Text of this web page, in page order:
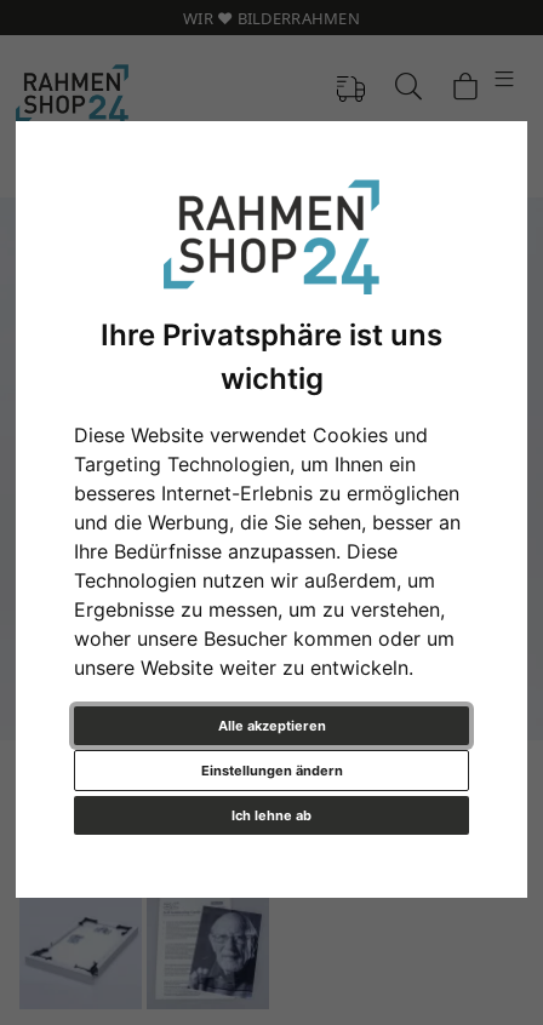
Ihre Privatsphäre ist uns
wichtig
Diese Website verwendet Cookies und
Targeting Technologien, um Ihnen ein
besseres Internet-Erlebnis zu ermöglichen
und die Werbung, die Sie sehen, besser an
Ihre Bedürfnisse anzupassen. Diese
Technologien nutzen wir außerdem, um
Ergebnisse zu messen, um zu verstehen,
woher unsere Besucher kommen oder um
unsere Website weiter zu entwickeln.
Alle akzeptieren
Ich lehne ab
Einstellungen ändern
WIR ❤️ BILDERRAHMEN
Zurück